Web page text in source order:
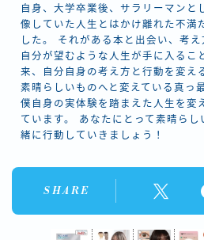
自身、大学卒業後、サラリーマンと
像していた人生とはかけ離れた不満
した。 それがある本と出会い、考え
自分が望むような人生が手に入るこ
来、自分自身の考え方と行動を変え
素晴らしいものへと変えている真っ
僕自身の実体験を踏まえた人生を変
ています。 あなたにとって素晴ら
緒に行動していきましょう！
SHARE